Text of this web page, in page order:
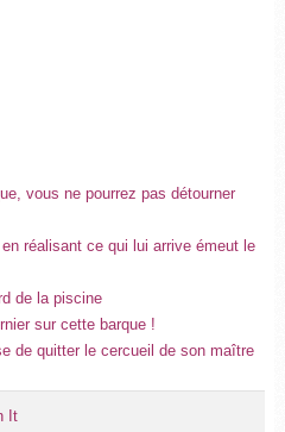
vous ne pourrez pas détourner
réalisant ce qui lui arrive émeut le
de la piscine
sur cette barque !
de quitter le cercueil de son maître
It